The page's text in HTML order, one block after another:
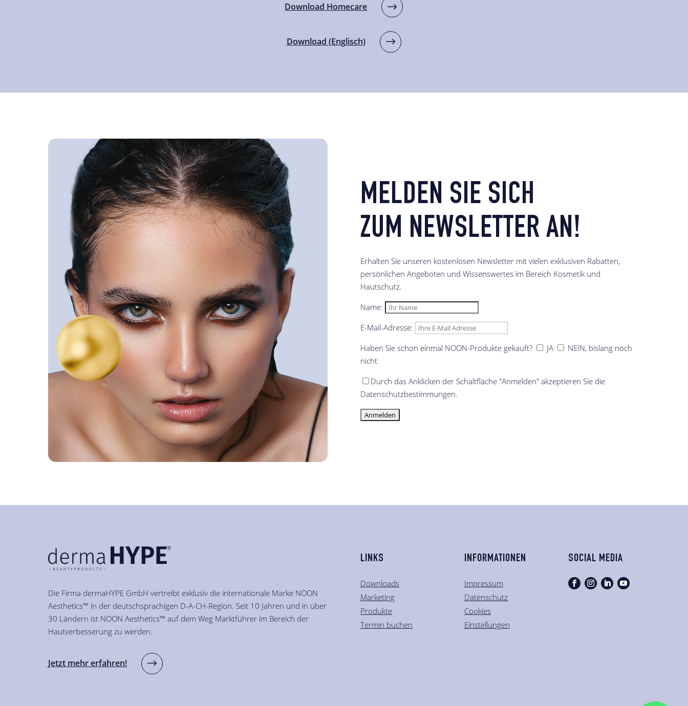
Download Homecare
Download (Englisch)
MELDEN SIE SICH
ZUM NEWSLETTER AN!
Erhalten Sie unseren kostenlosen Newsletter mit vielen exklusiven Rabatten,
persönlichen Angeboten und Wissenswertes im Bereich Kosmetik und
Hautschutz.
Name:
E-Mail-Adresse:
Haben Sie schon einmal NOON-Produkte gekauft?
JA
NEIN, bislang noch
nicht
Durch das Anklicken der Schaltfläche "Anmelden" akzeptieren Sie die
Datenschutzbestimmungen.
Die Firma dermaHYPE GmbH vertreibt exklusiv die internationale Marke NOON
Aesthetics™ in der deutschsprachigen D-A-CH-Region. Seit 10 Jahren und in über
30 Ländern ist NOON Aesthetics™ auf dem Weg Marktführer im Bereich der
Hautverbesserung zu werden.
Jetzt mehr erfahren!
LINKS
Downloads
Marketing
Produkte
Termin buchen
INFORMATIONEN
Impressum
Datenschutz
Cookies
Einstellungen
SOCIAL MEDIA